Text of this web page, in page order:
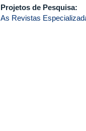
Projetos de Pesquisa:
As Revistas